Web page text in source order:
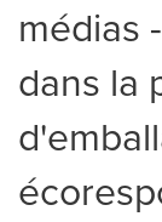
médias
dans la